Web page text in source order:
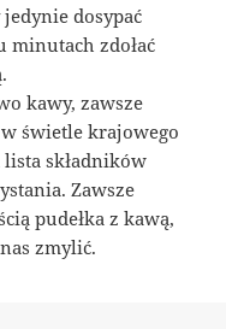
dosypać
zdołać
kawy, zawsze
świetle krajowego
składników
Zawsze
pudełka z kawą,
zmylić.